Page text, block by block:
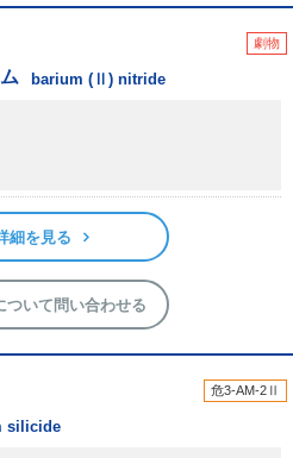
劇物
barium (Ⅱ) nitride
細を見る
ついて問い合わせる
危3-AM-2Ⅱ
silicide